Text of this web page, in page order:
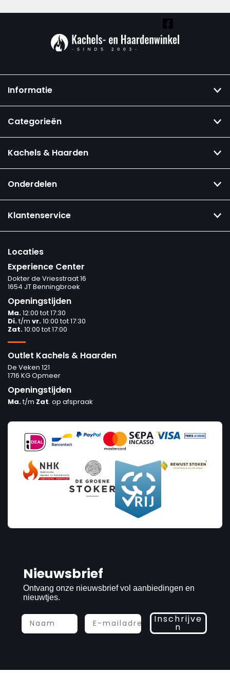
Informatie
Categorieën
Kachels & Haarden
Onderdelen
Klantenservice
Locaties
Experience Center
Dokter de Vriesstraat 16
1654 JT Benningbroek
Openingstijden
Ma.12:00 tot 17:30
Di.t/m vr.10:00 tot 17:30
Zat.10:00 tot 17:00
Outlet Kachels & Haarden
De Veken 121
1716 KG Opmeer
Openingstijden
Ma.t/m Zat. op afspraak
Nieuwsbrief
Ontvang onze nieuwsbrief vol aanbiedingen en
nieuwtjes.
Inschrijve
n